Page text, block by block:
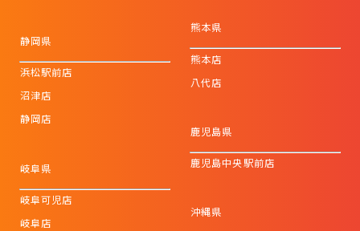
静岡県
浜松駅前店
沼津店
静岡店
岐阜県
岐阜可児店
岐阜店
熊本県
熊本店
八代店
鹿児島県
鹿児島中央駅前店
沖縄県